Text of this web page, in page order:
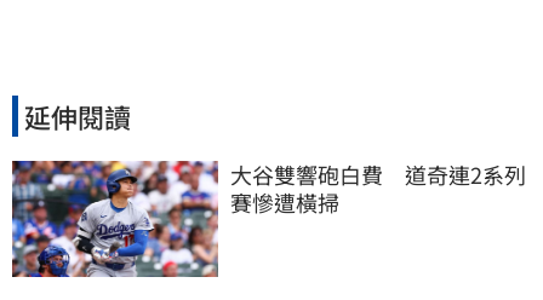
延伸閱讀
大谷雙響砲白費　道奇連2系列
賽慘遭橫掃